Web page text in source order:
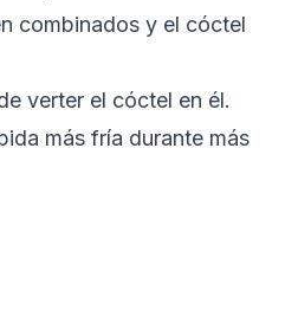
combinados y el cóctel
verter el cóctel en él.
más fría durante más